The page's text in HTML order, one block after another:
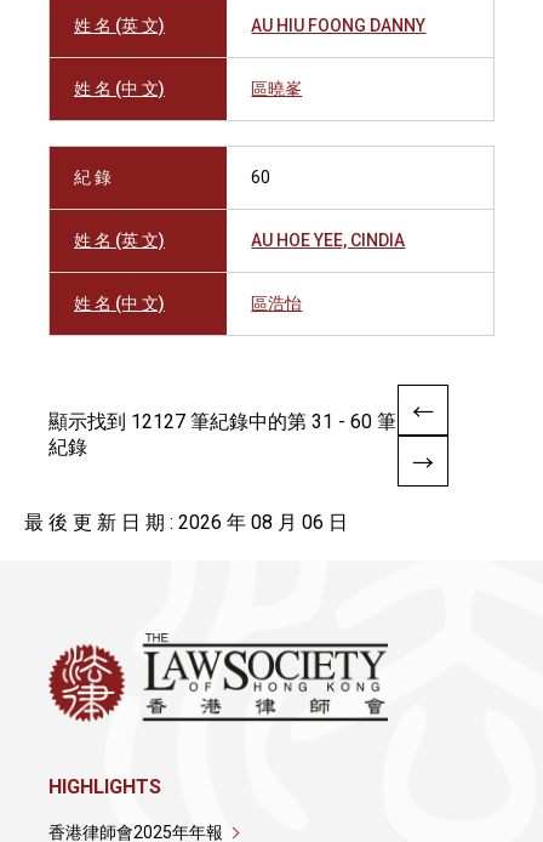
姓 名 (英 文) AU HIU FOONG DANNY
姓 名 (中 文) 區曉峯
紀 錄 60
姓 名 (英 文) AU HOE YEE, CINDIA
姓 名 (中 文) 區浩怡
顯示找到 12127 筆紀錄中的第 31 - 60 筆
紀錄
最 後 更 新 日 期 : 2026 年 08 月 06 日
HIGHLIGHTS
香港律師會2025年年報